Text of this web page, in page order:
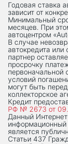
Годовая ставка
зависит от
Минимальный
месяцев. При
автоцентром
В случае
автокредита или
партнер
просрочку
первоначальной
условий
могут быть
коллекторское
Кредит
РФ № 2673 от
Данный
информационный
является
Статьи 437